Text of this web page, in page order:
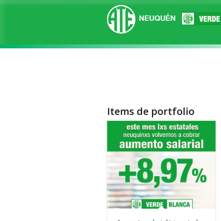
Items de portfolio